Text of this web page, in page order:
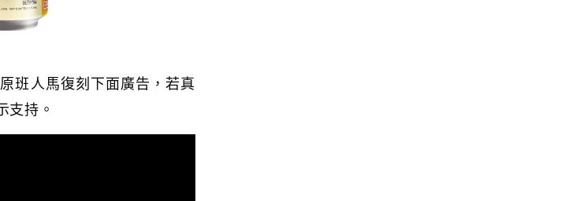
班人馬復刻下面廣告，若真
支持。